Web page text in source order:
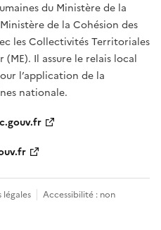
du Ministère de la
de la Cohésion des
les Collectivités Territoriales
Il assure le relais local
l’application de la
nationale.
légales
Accessibilité : non